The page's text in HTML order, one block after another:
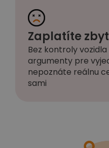
Zaplatíte
Bez kontroly
argumenty pre
nepoznáte reálnu
sami